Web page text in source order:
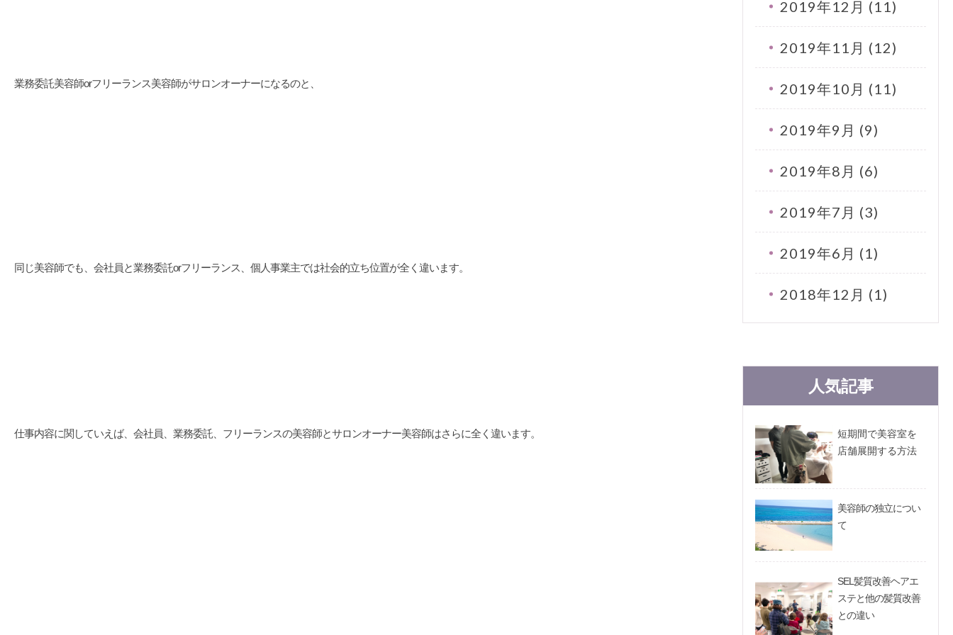
業務委託美容師orフリーランス美容師がサロンオーナーになるのと、
同じ美容師でも、会社員と業務委託orフリーランス、個人事業主では社会的立ち位置が全く違います。
仕事内容に関していえば、会社員、業務委託、フリーランスの美容師とサロンオーナー美容師はさらに全く違います。
2019年12月 (11)
2019年11月 (12)
2019年10月 (11)
2019年9月 (9)
2019年8月 (6)
2019年7月 (3)
2019年6月 (1)
2018年12月 (1)
人気記事
短期間で美容室を
店舗展開する方法
美容師の独立につい
て
SEL髪質改善ヘアエ
ステと他の髪質改善
との違い